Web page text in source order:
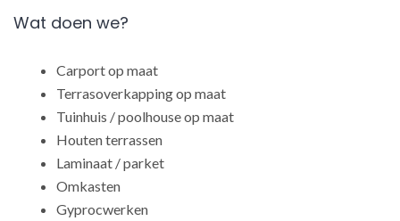
Wat doen we?
Carport op maat
Terrasoverkapping op maat
Tuinhuis / poolhouse op maat
Houten terrassen
Laminaat / parket
Omkasten
Gyprocwerken